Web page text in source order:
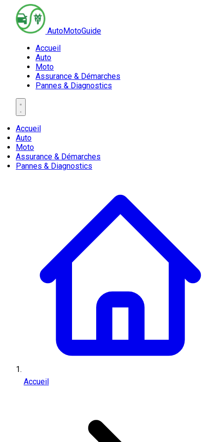
AutoMotoGuide
Accueil
Auto
Moto
Assurance & Démarches
Pannes & Diagnostics
Accueil
Auto
Moto
Assurance & Démarches
Pannes & Diagnostics
Accueil